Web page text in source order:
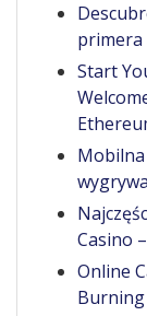
primera
Start
Casino
Online